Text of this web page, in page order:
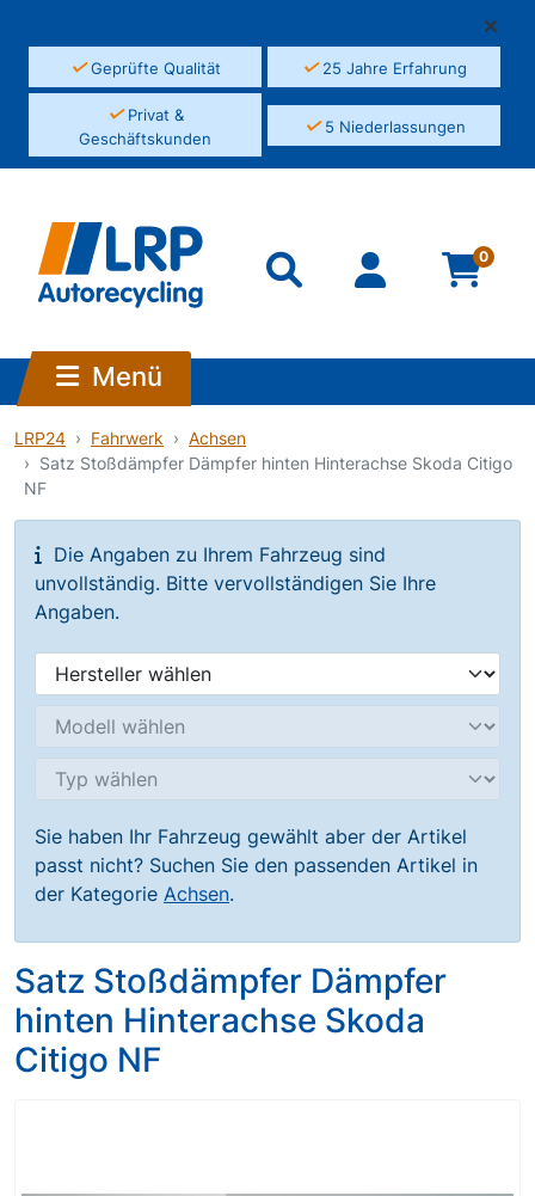
✓Geprüfte Qualität ✓25 Jahre Erfahrung
✓Privat &
Geschäftskunden
✓5 Niederlassungen
0
Menü
LRP24 Fahrwerk
Achsen
Satz Stoßdämpfer Dämpfer hinten Hinterachse Skoda Citigo
NF
Die Angaben zu Ihrem Fahrzeug sind
unvollständig. Bitte vervollständigen Sie Ihre
Angaben.
Sie haben Ihr Fahrzeug gewählt aber der Artikel
passt nicht? Suchen Sie den passenden Artikel in
der Kategorie Achsen.
Satz Stoßdämpfer Dämpfer
hinten Hinterachse Skoda
Citigo NF